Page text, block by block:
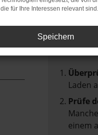
Beim
Hier sind
Laden
Prüfe
einem
die für Ihre Interessen relevant sind.
Speichern